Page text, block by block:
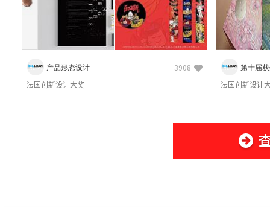
产品形态设计 3908
法国创新设计大奖
第十届
法国创新设计